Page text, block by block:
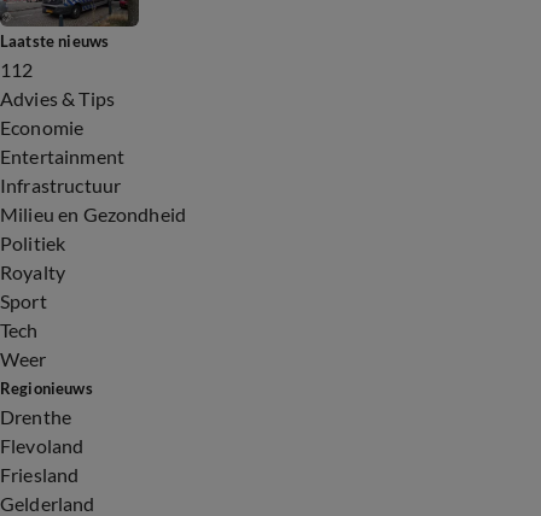
Laatste nieuws
112
Advies & Tips
Economie
Entertainment
Infrastructuur
Milieu en Gezondheid
Politiek
Royalty
Sport
Tech
Weer
Regionieuws
Drenthe
Flevoland
Friesland
Gelderland